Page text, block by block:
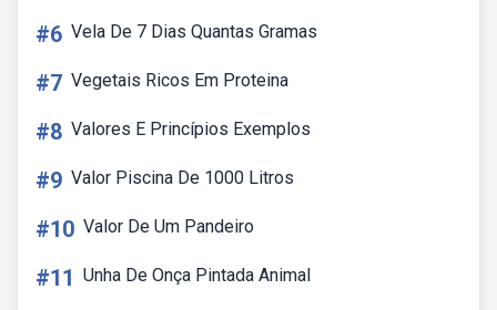
#6 Vela De 7 Dias Quantas Gramas
#7 Vegetais Ricos Em Proteina
#8 Valores E Princípios Exemplos
#9 Valor Piscina De 1000 Litros
#10 Valor De Um Pandeiro
#11 Unha De Onça Pintada Animal